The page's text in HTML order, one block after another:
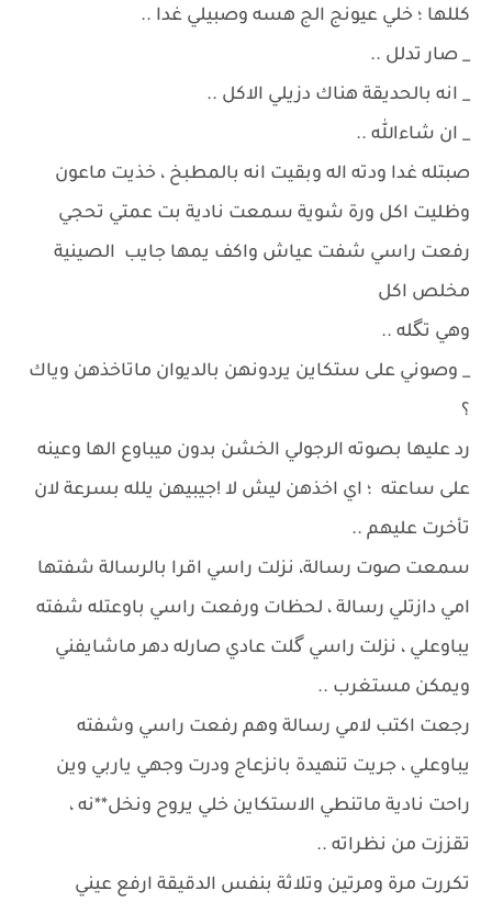
كللها ؛ خلي عيونج الج هسه وصبيلي غدا ..
_ صار تدلل ..
_ انه بالحديقة هناك دزيلي الاكل ..
_ ان شاءالله ..
صبتله غدا ودته اله وبقيت انه بالمطبخ ، خذيت ماعون
وظليت اكل ورة شوية سمعت نادية بت عمتي تحجي
رفعت راسي شفت عياش واكف يمها جايب الصينية
مخلص اكل
وهي تگله ..
_ وصوني على ستكاين يردونهن بالديوان ماتاخذهن وياك
؟
رد عليها بصوته الرجولي الخشن بدون ميباوع الها وعينه
على ساعته ؛ اي اخذهن ليش لا !جيبيهن يلله بسرعة لان
تأخرت عليهم ..
سمعت صوت رسالة، نزلت راسي اقرا بالرسالة شفتها
امي دازتلي رسالة ، لحظات ورفعت راسي باوعتله شفته
يباوعلي ، نزلت راسي گلت عادي صارله دهر ماشايفني
ويمكن مستغرب ..
رجعت اكتب لامي رسالة وهم رفعت راسي وشفته
يباوعلي ، جريت تنهيدة بانزعاج ودرت وجهي ياربي وين
راحت نادية ماتنطي الاستكاين خلي يروح ونخل**نه ،
تقززت من نظراته ..
تكررت مرة ومرتين وتلاثة بنفس الدقيقة ارفع عيني